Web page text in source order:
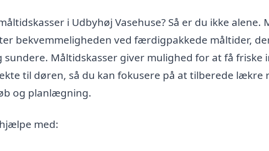
i Udbyhøj Vasehuse? Så er du ikke alene.
bekvemmeligheden ved færdigpakkede måltider,
Måltidskasser giver mulighed for at få friske
til døren, så du kan fokusere på at tilberede lækre
og planlægning.
med: